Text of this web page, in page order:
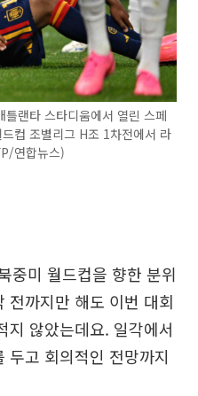
랜타 스타디움에서 열린 스페
컵 조별리그 H조 1차전에서 라
연합뉴스)
중미 월드컵을 향한 분위
전까지만 해도 이번 대회
지 않았는데요. 일각에서
두고 회의적인 전망까지